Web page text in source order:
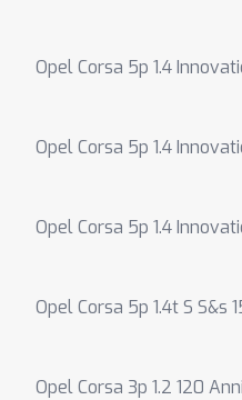
Opel Corsa 5p 1.4
Opel Corsa 5p 1.4
Opel Corsa 5p 1.4
Opel Corsa 5p 1.4t S S&s
Opel Corsa 3p 1.2 120